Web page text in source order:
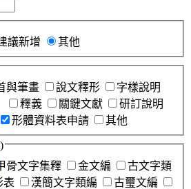
議新增 其他
與筆畫 說文釋形
字樣說明
釋義 關鍵文獻
研訂說明
形體資料表申請 其他
骨文字集釋 金文編
古文字類
表 漢簡文字類編
古璽文編